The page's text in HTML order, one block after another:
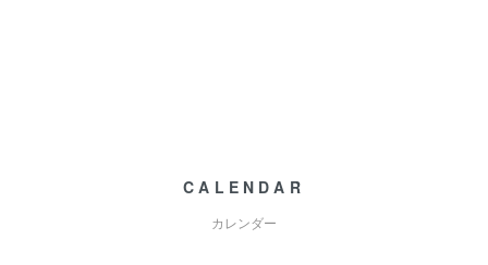
CALENDAR
カレンダー